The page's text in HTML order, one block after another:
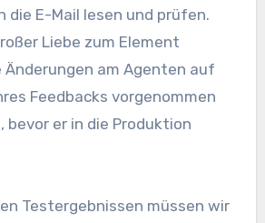
die E-Mail lesen und prüfen.
Liebe zum Element
Änderungen am Agenten auf
Feedbacks vorgenommen
bevor er in die Produktion
Testergebnissen müssen wir